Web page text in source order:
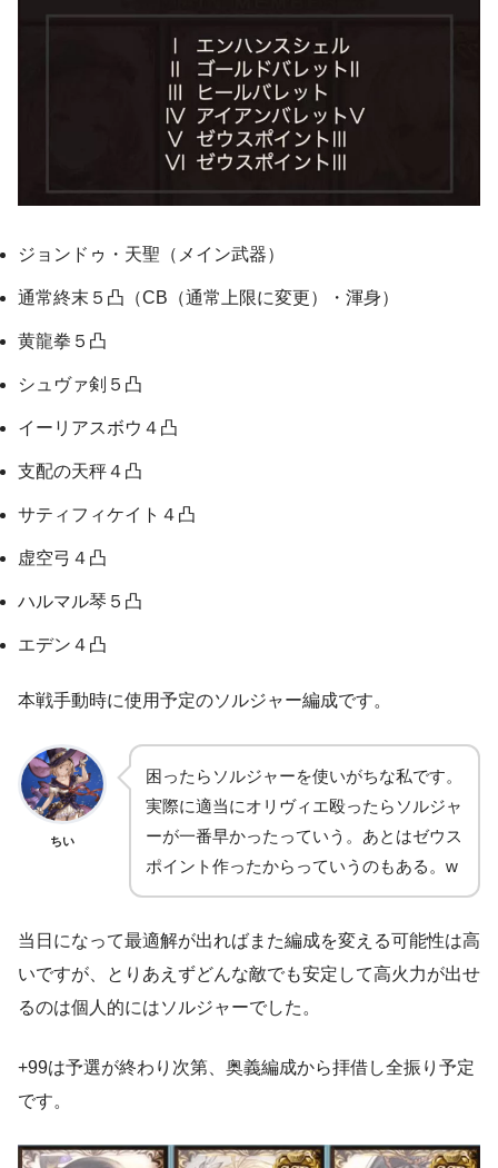
ジョンドゥ・天聖（メイン武器）
通常終末５凸（CB（通常上限に変更）・渾身）
黄龍拳５凸
シュヴァ剣５凸
イーリアスボウ４凸
支配の天秤４凸
サティフィケイト４凸
虚空弓４凸
ハルマル琴５凸
エデン４凸
本戦手動時に使用予定のソルジャー編成です。
ちい
困ったらソルジャーを使いがちな私です。
実際に適当にオリヴィエ殴ったらソルジャ
ーが一番早かったっていう。あとはゼウス
ポイント作ったからっていうのもある。w
当日になって最適解が出ればまた編成を変える可能性は高
いですが、とりあえずどんな敵でも安定して高火力が出せ
るのは個人的にはソルジャーでした。
+99は予選が終わり次第、奥義編成から拝借し全振り予定
です。